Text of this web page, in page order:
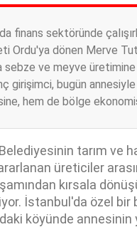
finans sektöründe
Ordu'ya dönen Merve
sebze ve meyve üretimine
girişimci, bugün
hem de bölge
tarım ve
üreticiler
kırsala
İstanbul'da özel bir
köyünde annesinin